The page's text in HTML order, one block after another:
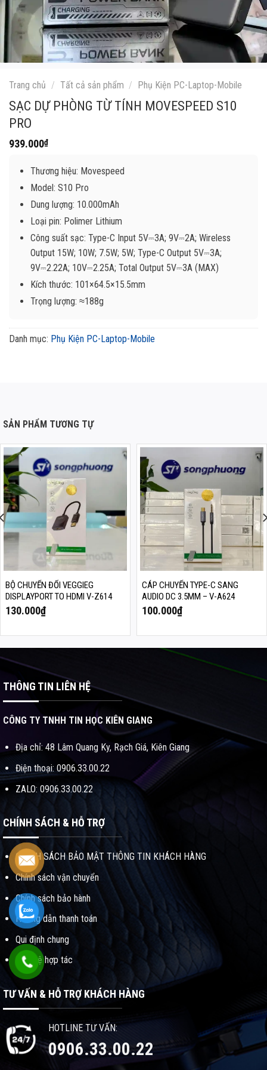
Trang chủ / Tất cả sản phẩm / Phụ Kiện PC-Laptop-Mobile
SẠC DỰ PHÒNG TỪ TÍNH MOVESPEED S10
PRO
939.000₫
Thương hiệu: Movespeed
Model: S10 Pro
Dung lượng: 10.000mAh
Loại pin: Polimer Lithium
Công suất sạc: Type-C Input 5V⎓3A; 9V⎓2A; Wireless
Output 15W; 10W; 7.5W; 5W; Type-C Output 5V⎓3A;
9V⎓2.22A; 10V⎓2.25A; Total Output 5V⎓3A (MAX)
Kích thước: 101×64.5×15.5mm
Trọng lượng: ≈188g
Danh mục: Phụ Kiện PC-Laptop-Mobile
SẢN PHẨM TƯƠNG TỰ
BỘ CHUYỂN ĐỔI VEGGIEG
DISPLAYPORT TO HDMI V-Z614
130.000₫
CÁP CHUYỂN TYPE-C SANG
AUDIO DC 3.5MM – V-A624
100.000₫
THÔNG TIN LIÊN HỆ
CÔNG TY TNHH TIN HỌC KIÊN GIANG
Địa chỉ: 48 Lâm Quang Ky, Rạch Giá, Kiên Giang
Điện thoại: 0906.33.00.22
ZALO: 0906.33.00.22
CHÍNH SÁCH & HỖ TRỢ
CHÍNH SÁCH BẢO MẬT THÔNG TIN KHÁCH HÀNG
Chính sách vận chuyển
Chính sách bảo hành
Hướng dẫn thanh toán
Qui định chung
Liên hệ hợp tác
TƯ VẤN & HỖ TRỢ KHÁCH HÀNG
HOTLINE TƯ VẤN:
0906.33.00.22